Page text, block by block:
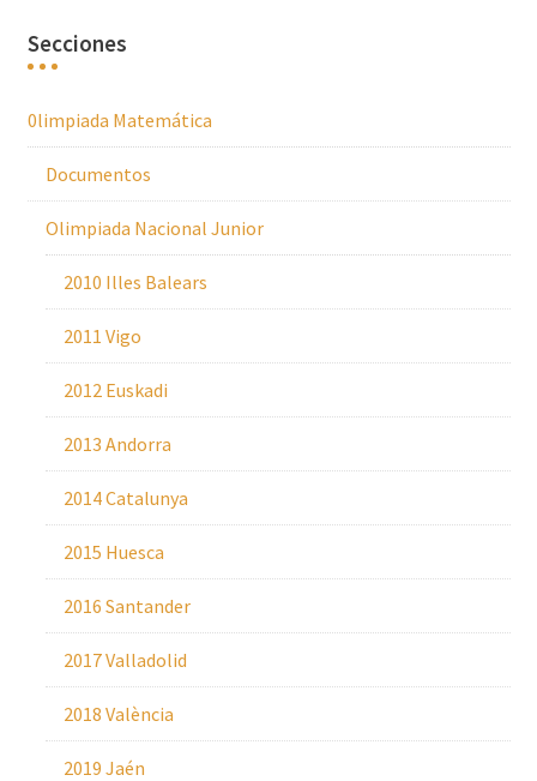
Secciones
0limpiada Matemática
Documentos
Olimpiada Nacional Junior
2010 Illes Balears
2011 Vigo
2012 Euskadi
2013 Andorra
2014 Catalunya
2015 Huesca
2016 Santander
2017 Valladolid
2018 València
2019 Jaén